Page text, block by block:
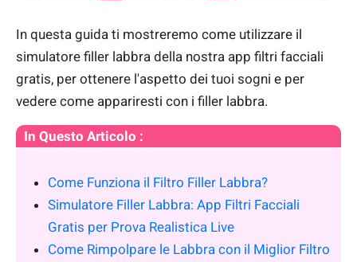
In questa guida ti mostreremo come utilizzare il
simulatore filler labbra della nostra app filtri facciali
gratis, per ottenere l'aspetto dei tuoi sogni e per
vedere come appariresti con i filler labbra.
In Questo Articolo :
Come Funziona il Filtro Filler Labbra?
Simulatore Filler Labbra: App Filtri Facciali
Gratis per Prova Realistica Live
Come Rimpolpare le Labbra con il Miglior Filtro